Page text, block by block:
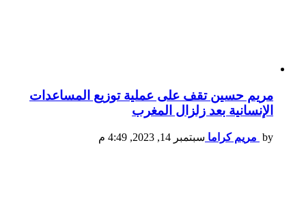
مريم حسين تقف على عملية توزيع المساعدات
الإنسانية بعد زلزال المغرب
by مريم كراما سبتمبر 14, 2023, 4:49 م